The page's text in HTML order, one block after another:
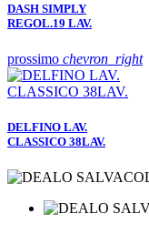
DASH SIMPLY
REGOL.19 LAV.
prossimo chevron_right
DELFINO LAV.
CLASSICO 38LAV.